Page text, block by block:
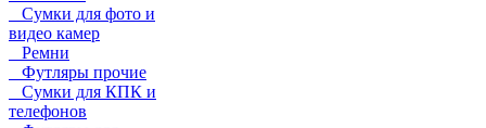
Сумки для фото и
видео камер
Ремни
Футляры прочие
Сумки для КПК и
телефонов